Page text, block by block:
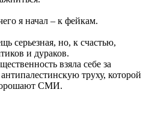
я начал – к фейкам.
серьезная, но, к счастью,
и дураков.
взяла себе за
труху, которой
СМИ.